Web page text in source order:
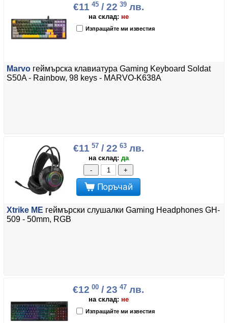
€11 45/ 22 39лв.
на склад: не
Изпращайте ми известия
Marvo геймърска клавиатура Gaming Keyboard Soldat
S50A - Rainbow, 98 keys - MARVO-K638A
€11 57 / 22 63лв.
на склад: да
-
+
Поръчай
Xtrike ME геймърски слушалки Gaming Headphones GH-
509 - 50mm, RGB
€12 00 / 23 47 лв.
на склад: не
Изпращайте ми известия